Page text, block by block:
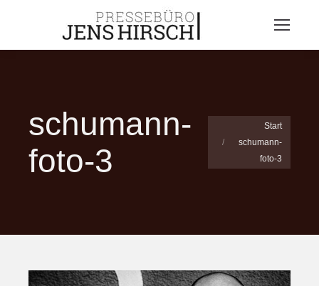
schumann-
foto-3
Sie befinden sich
hier:
Start
schumann-
foto-3